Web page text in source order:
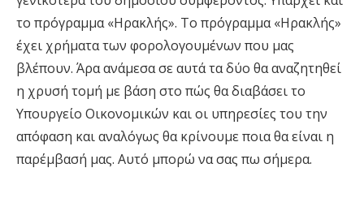
το πρόγραμμα «Ηρακλής». Το πρόγραμμα «Ηρακλής»
έχει χρήματα των φορολογουμένων που μας
βλέπουν. Άρα ανάμεσα σε αυτά τα δύο θα αναζητηθεί
η χρυσή τομή με βάση στο πώς θα διαβάσει το
Υπουργείο Οικονομικών και οι υπηρεσίες του την
απόφαση και αναλόγως θα κρίνουμε ποια θα είναι η
παρέμβασή μας. Αυτό μπορώ να σας πω σήμερα.